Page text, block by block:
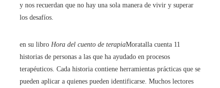
y nos recuerdan que no hay una sola manera de vivir y superar
los desafíos.
en su libro Hora del cuento de terapiaMoratalla cuenta 11
historias de personas a las que ha ayudado en procesos
terapéuticos. Cada historia contiene herramientas prácticas que se
pueden aplicar a quienes pueden identificarse. Muchos lectores